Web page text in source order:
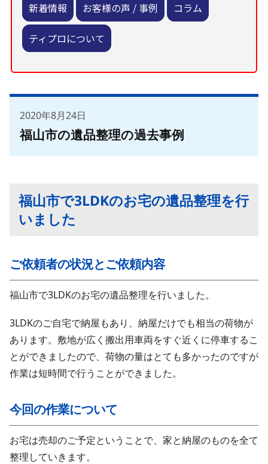
新着情報 お客様の声 / 事例 コラム
ティプロについて
2020年8月24日
福山市の遺品整理の過去事例
福山市で3LDKのお宅の遺品整理を行
いました
ご依頼者の状況とご依頼内容
福山市で3LDKのお宅の遺品整理を行いました。
3LDKのご自宅で納屋もあり、納屋だけでも相当の荷物が
あります。敷地が広く搬出用車両をすぐ近くに停車するこ
とができましたので、荷物の量はとても多かったのですが
作業は短時間で行うことができました。
今回の作業について
お宅は売却のご予定ということで、家と納屋のものを全て
整理していきます。